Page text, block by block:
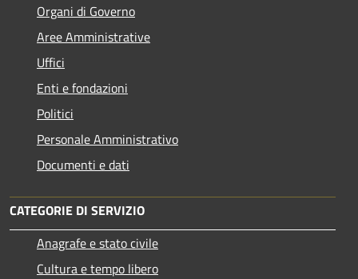
Organi di Governo
Aree Amministrative
Uffici
Enti e fondazioni
Politici
Personale Amministrativo
Documenti e dati
CATEGORIE DI SERVIZIO
Anagrafe e stato civile
Cultura e tempo libero